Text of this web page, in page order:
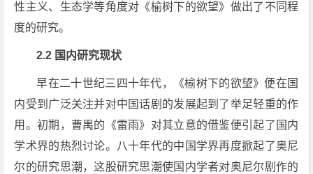
性主义、生态学等角度对《榆树下的欲望》做出了不同程
度的研究。
2.2 国内研究现状
早在二十世纪三四十年代，《榆树下的欲望》便在国
内受到广泛关注并对中国话剧的发展起到了举足轻重的作
用。初期，曹禺的《雷雨》对其立意的借鉴便引起了国内
学术界的热烈讨论。八十年代的中国学界再度掀起了奥尼
尔的研究思潮，这股研究思潮使国内学者对奥尼尔剧作的